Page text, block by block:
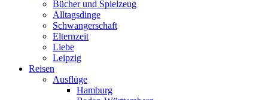
Bücher und Spielzeug
Alltagsdinge
Schwangerschaft
Elternzeit
Liebe
Leipzig
Reisen
Ausflüge
Hamburg